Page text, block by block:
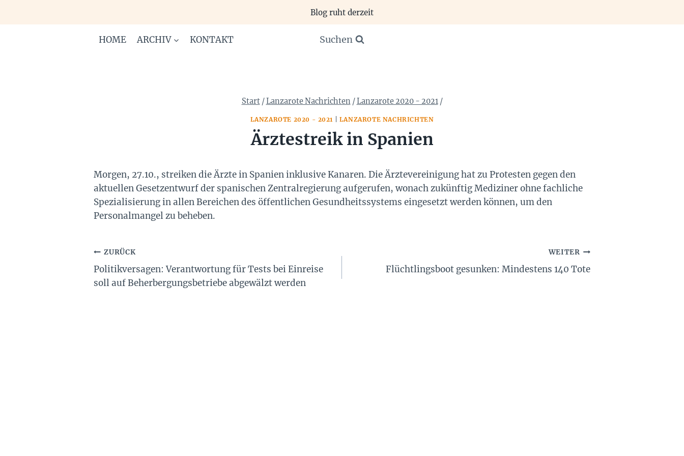
Blog ruht derzeit
HOME ARCHIV KONTAKT Suchen
Start /Lanzarote Nachrichten /Lanzarote 2020 - 2021 /
LANZAROTE 2020 - 2021 LANZAROTE NACHRICHTEN
Ärztestreik in Spanien
Morgen, 27.10., streiken die Ärzte in Spanien inklusive Kanaren. Die Ärztevereinigung hat zu Protesten gegen den
aktuellen Gesetzentwurf der spanischen Zentralregierung aufgerufen, wonach zukünftig Mediziner ohne fachliche
Spezialisierung in allen Bereichen des öffentlichen Gesundheitssystems eingesetzt werden können, um den
Personalmangel zu beheben.
Beitragsnavigation
ZURÜCK
Politikversagen: Verantwortung für Tests bei Einreise
soll auf Beherbergungsbetriebe abgewälzt werden
WEITER
Flüchtlingsboot gesunken: Mindestens 140 Tote